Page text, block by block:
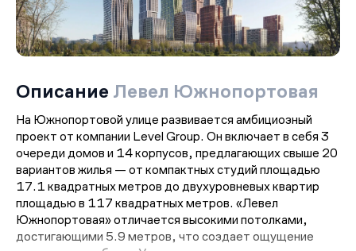
Описание Левел Южнопортовая
На Южнопортовой улице развивается амбициозный
проект от компании Level Group. Он включает в себя 3
очереди домов и 14 корпусов, предлагающих свыше 20
вариантов жилья — от компактных студий площадью
17.1 квадратных метров до двухуровневых квартир
площадью в 117 квадратных метров. «Левел
Южнопортовая» отличается высокими потолками,
достигающими 5.9 метров, что создает ощущение